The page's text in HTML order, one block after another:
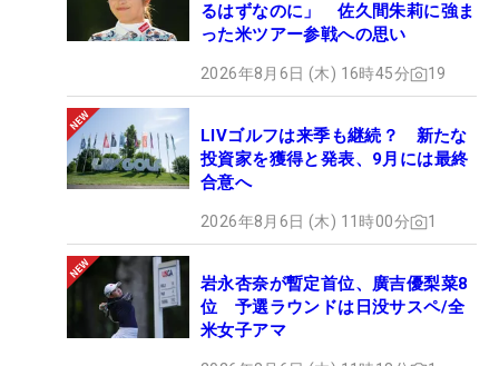
るはずなのに」 佐久間朱莉に強ま
った米ツアー参戦への思い
2026年8月6日 (木) 16時45分 19
LIVゴルフは来季も継続？ 新たな
投資家を獲得と発表、9月には最終
合意へ
2026年8月6日 (木) 11時00分 1
岩永杏奈が暫定首位、廣吉優梨菜8
位 予選ラウンドは日没サスペ/全
米女子アマ